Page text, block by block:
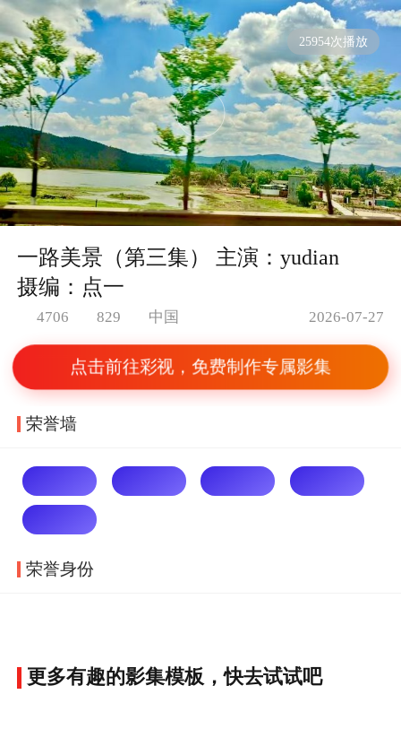
25954次播放
一路美景（第三集） 主演：yudian
摄编：点一
4706 829 中国 2026-07-27
点击前往彩视，免费制作专属影集
荣誉墙
荣誉身份
更多有趣的影集模板，快去试试吧